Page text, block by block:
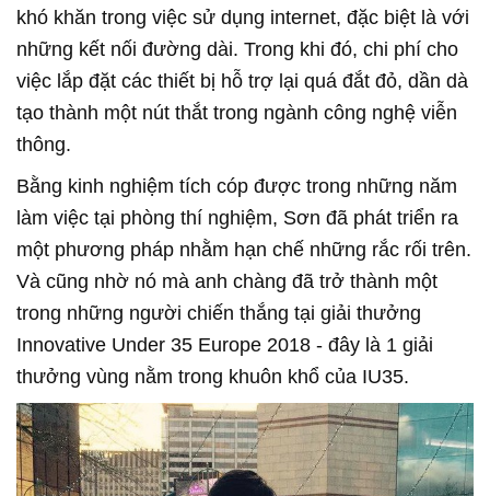
khó khăn trong việc sử dụng internet, đặc biệt là với
những kết nối đường dài. Trong khi đó, chi phí cho
việc lắp đặt các thiết bị hỗ trợ lại quá đắt đỏ, dần dà
tạo thành một nút thắt trong ngành công nghệ viễn
thông.
Bằng kinh nghiệm tích cóp được trong những năm
làm việc tại phòng thí nghiệm, Sơn đã phát triển ra
một phương pháp nhằm hạn chế những rắc rối trên.
Và cũng nhờ nó mà anh chàng đã trở thành một
trong những người chiến thắng tại giải thưởng
Innovative Under 35 Europe 2018 - đây là 1 giải
thưởng vùng nằm trong khuôn khổ của IU35.